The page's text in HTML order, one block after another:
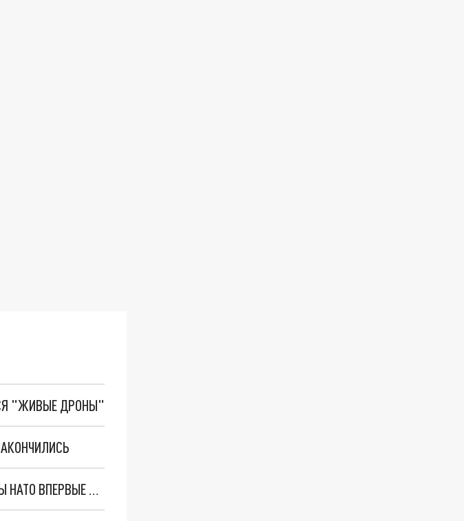
"ЖИВЫЕ ДРОНЫ"
"ОЧЕНЬ ПЛОХИЕ НОВОСТИ": БОЛЬШАЯ ОШИБКА PALANTIR В РОССИИ. СТРАНЫ НАТО ВПЕРВЫЕ ЗА СВО ОСТАНОВИЛИ ПОСТАВКИ ОРУЖИЯ. ВСУ ТЕРЯЮТ ПРИГРАНИЧЬЕ?